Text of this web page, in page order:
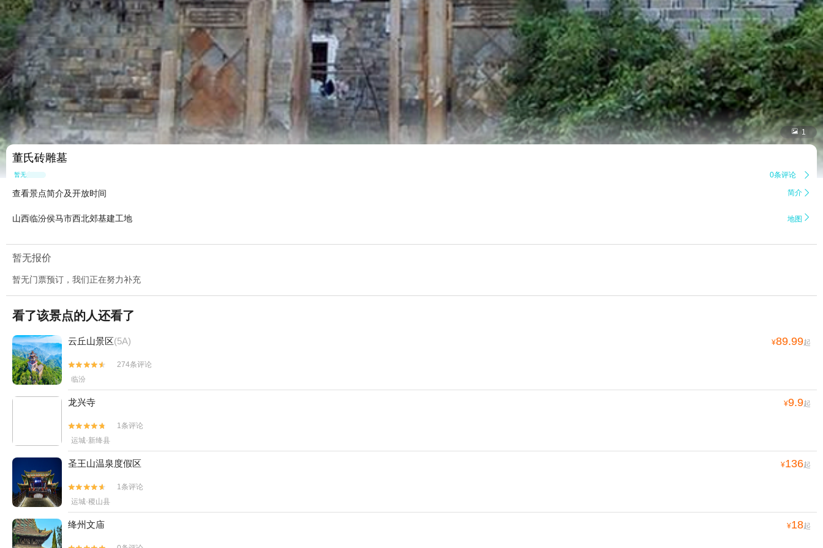
 1
董氏砖雕墓
暂无点评 0条评论 
查看景点简介及开放时间 简介 
山西临汾侯马市西北郊基建工地 地图 
暂无报价
暂无门票预订，我们正在努力补充
看了该景点的人还看了
云丘山景区(5A) ¥89.99起


274条评论
临汾
龙兴寺 ¥9.9起


1条评论
运城·新绛县
圣王山温泉度假区 ¥136起


1条评论
运城·稷山县
绛州文庙 ¥18起